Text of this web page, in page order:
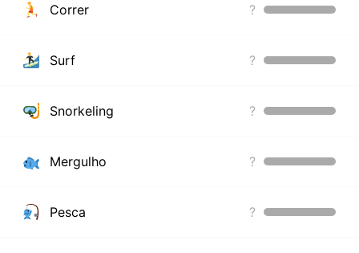
Correr ?
Surf ?
Snorkeling ?
Mergulho ?
Pesca ?